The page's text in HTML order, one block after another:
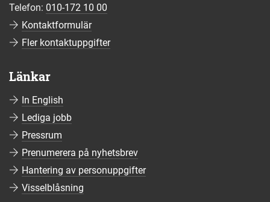
Telefon: 010-172 10 00
Kontaktformulär
Fler kontaktuppgifter
Länkar
In English
Lediga jobb
Pressrum
Prenumerera på nyhetsbrev
Hantering av personuppgifter
Visselblåsning